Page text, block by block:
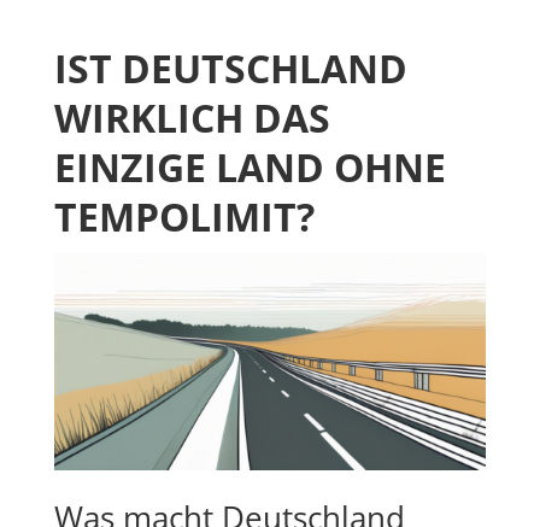
IST DEUTSCHLAND
WIRKLICH DAS
EINZIGE LAND OHNE
TEMPOLIMIT?
Was macht Deutschland